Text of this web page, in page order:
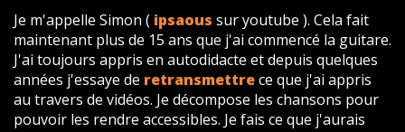
Je m'appelle Simon ( ipsaous sur youtube ). Cela fait
maintenant plus de 15 ans que j'ai commencé la guitare.
J'ai toujours appris en autodidacte et depuis quelques
années j'essaye de retransmettrece que j'ai appris
au travers de vidéos. Je décompose les chansons pour
pouvoir les rendre accessibles. Je fais ce que j'aurais